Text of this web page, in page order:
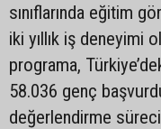
sınıflarında eğitim
iki yıllık iş deneyimi
programa,
58.036 genç
değerlendirme